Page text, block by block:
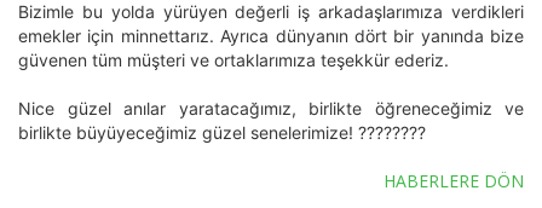
Bizimle bu yolda yürüyen değerli iş arkadaşlarımıza verdikleri
emekler için minnettarız. Ayrıca dünyanın dört bir yanında bize
güvenen tüm müşteri ve ortaklarımıza teşekkür ederiz.
Nice güzel anılar yaratacağımız, birlikte öğreneceğimiz ve
birlikte büyüyeceğimiz güzel senelerimize! ????????
HABERLERE DÖN